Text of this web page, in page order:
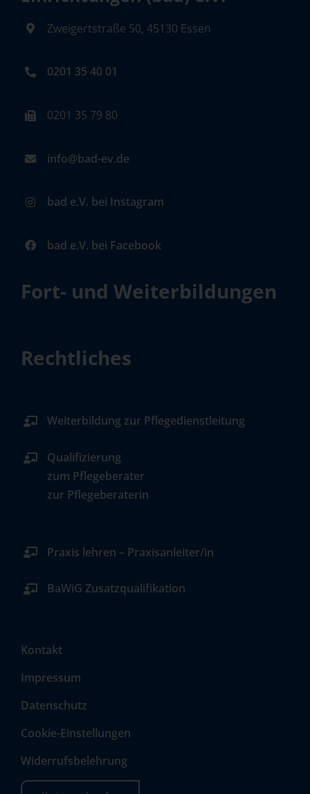
Zweigertstraße 50, 45130 Essen
0201 35 40 01
0201 35 79 80
info@bad-ev.de
bad e.V. bei Instagram
bad e.V. bei Facebook
Fort- und Weiterbildungen
Rechtliches
Weiterbildung zur Pflegedienstleitung
Qualifizierung
zum Pflegeberater
zur Pflegeberaterin
Praxis lehren – Praxisanleiter/in
BaWiG Zusatzqualifikation
Kontakt
Impressum
Datenschutz
Cookie-Einstellungen
Widerrufsbelehrung